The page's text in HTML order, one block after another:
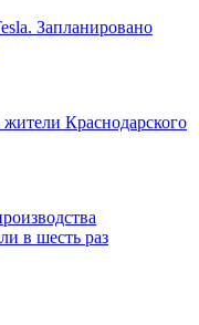
Запланировано
Краснодарского
в шесть раз